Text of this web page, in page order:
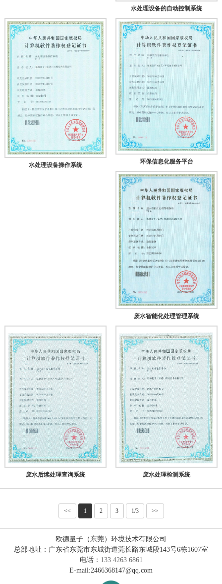
水处理设备的自动控制系统
水处理设备操作系统 环保信息化服务平台
废水智能化处理管理系统
废水后续处理查询系统 废水处理检测系统
<< 1 2 3 1/3 >>
欧德量子（东莞）环境技术有限公司
总部地址：广东省东莞市东城街道莞长路东城段143号6栋1607室
电话： 133 4263 6861
E-mail:2466368147@qq.com